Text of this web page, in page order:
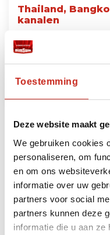
Toestemming
Deze website maakt
We gebruiken cookies
personaliseren, om
en om ons
informatie over uw
partners voor social
partners kunnen deze
informatie die u aan
Thailand,
kanalen
Lees
Bekijk
Heeft u ruimte voor
u uw reis naar